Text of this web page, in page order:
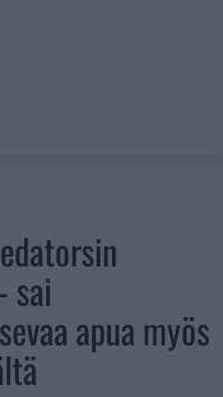
sai
apua myös